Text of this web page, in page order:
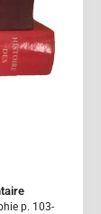
p. 103-